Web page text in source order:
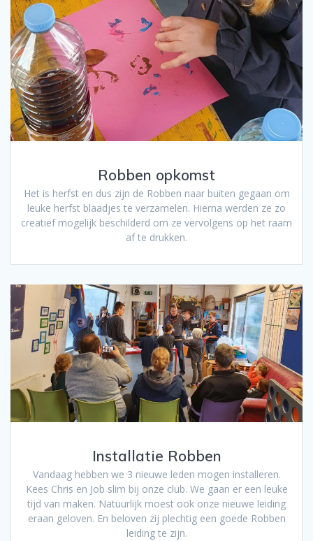
Robben opkomst
Het is herfst en dus zijn de Robben naar buiten gegaan om
leuke herfst blaadjes te verzamelen. Hierna werden ze zo
creatief mogelijk beschilderd om ze vervolgens op het raam
af te drukken.
Installatie Robben
Vandaag hebben we 3 nieuwe leden mogen installeren.
Kees Chris en Job slim bij onze club. We gaan er een leuke
tijd van maken. Natuurlijk moest ook onze nieuwe leiding
eraan geloven. En beloven zij plechtig een goede Robben
leiding te zijn.